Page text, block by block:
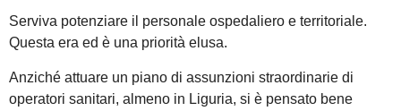
Serviva potenziare il personale ospedaliero e territoriale.
Questa era ed è una priorità elusa.
Anziché attuare un piano di assunzioni straordinarie di
operatori sanitari, almeno in Liguria, si è pensato bene